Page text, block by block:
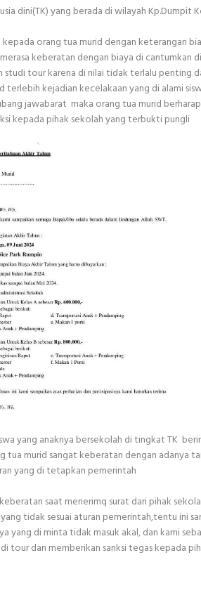
dini(TK) yang berada di wilayah Kp.Dumpit
orang tua murid dengan keterangan
keberatan dengan biaya di cantumkan
tour karena di nilai tidak terlalu penting
kejadian kecelakaan yang di alami
jawabarat maka orang tua murid
kepada pihak sekolah yang terbukti pungli
yang anaknya bersekolah di tingkat TK
tua murid sangat keberatan dengan adanya
yang di tetapkan pemerintah
saat menerimq surat dari pihak
tidak sesuai aturan pemerintah,tentu ini
yang di minta tidak masuk akal, dan kami
tour dan memberikan sanksi tegas kepada